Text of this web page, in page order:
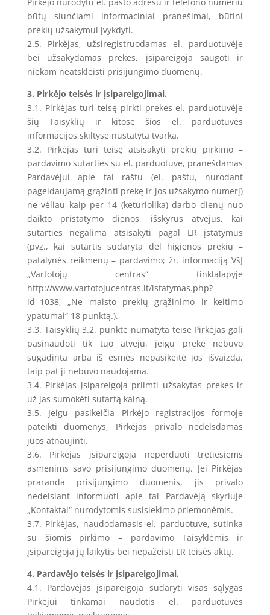
būtų siunčiami informaciniai pranešimai, būtini
prekių užsakymui įvykdyti.
2.5. Pirkėjas, užsiregistruodamas el. parduotuvėje
bei užsakydamas prekes, įsipareigoja saugoti ir
niekam neatskleisti prisijungimo duomenų.
3. Pirkėjo teisės ir įsipareigojimai.
3.1. Pirkėjas turi teisę pirkti prekes el. parduotuvėje
šių Taisyklių ir kitose šios el. parduotuvės
informacijos skiltyse nustatyta tvarka.
3.2. Pirkėjas turi teisę atsisakyti prekių pirkimo –
pardavimo sutarties su el. parduotuve, pranešdamas
Pardavėjui apie tai raštu (el. paštu, nurodant
pageidaujamą grąžinti prekę ir jos užsakymo numerį)
ne vėliau kaip per 14 (keturiolika) darbo dienų nuo
daikto pristatymo dienos, išskyrus atvejus, kai
sutarties negalima atsisakyti pagal LR įstatymus
(pvz., kai sutartis sudaryta dėl higienos prekių –
patalynės reikmenų – pardavimo; žr. informaciją VšĮ
„Vartotojų centras“ tinklalapyje
http://www.vartotojucentras.lt/istatymas.php?
id=1038, „Ne maisto prekių grąžinimo ir keitimo
ypatumai“ 18 punktą.).
3.3. Taisyklių 3.2. punkte numatyta teise Pirkėjas gali
pasinaudoti tik tuo atveju, jeigu prekė nebuvo
sugadinta arba iš esmės nepasikeitė jos išvaizda,
taip pat ji nebuvo naudojama.
3.4. Pirkėjas įsipareigoja priimti užsakytas prekes ir
už jas sumokėti sutartą kainą.
3.5. Jeigu pasikeičia Pirkėjo registracijos formoje
pateikti duomenys, Pirkėjas privalo nedelsdamas
juos atnaujinti.
3.6. Pirkėjas įsipareigoja neperduoti tretiesiems
asmenims savo prisijungimo duomenų. Jei Pirkėjas
praranda prisijungimo duomenis, jis privalo
nedelsiant informuoti apie tai Pardavėją skyriuje
„Kontaktai“ nurodytomis susisiekimo priemonėmis.
3.7. Pirkėjas, naudodamasis el. parduotuve, sutinka
su šiomis pirkimo – pardavimo Taisyklėmis ir
įsipareigoja jų laikytis bei nepažeisti LR teisės aktų.
4. Pardavėjo teisės ir įsipareigojimai.
4.1. Pardavėjas įsipareigoja sudaryti visas sąlygas
Pirkėjui tinkamai naudotis el. parduotuvės